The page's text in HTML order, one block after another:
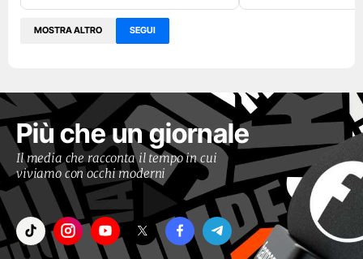
MOSTRA ALTRO SEGUI
Più che un giornale
Il media che racconta il tempo in cui
viviamo con occhi moderni